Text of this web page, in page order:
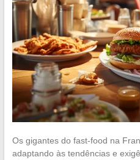
Os gigantes do fast-food na
adaptando às tendências e